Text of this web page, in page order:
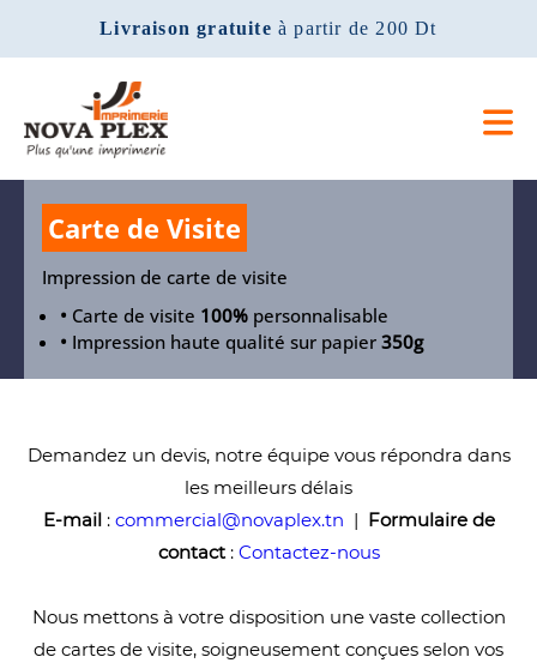
Livraison gratuiteà partir de 200 Dt
Carte de Visite
Impression de carte de visite
• Carte de visite 100% personnalisable
• Impression haute qualité sur papier 350g
Demandez un devis, notre équipe vous répondra dans
les meilleurs délais
E-mail: commercial@novaplex.tn | Formulaire de
contact: Contactez-nous
Nous mettons à votre disposition une vaste collection
de cartes de visite, soigneusement conçues selon vos